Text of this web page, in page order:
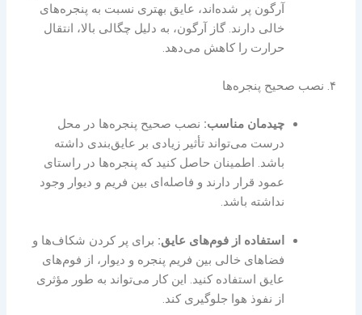
آرگون پر شده‌اند، عایق بهتری نسبت به پنجره‌های
خالی دارند. گاز آرگون، به دلیل چگالی بالا، انتقال
حرارت را کاهش می‌دهد.
۴. نصب صحیح پنجره‌ها
چیدمان مناسب: نصب صحیح پنجره‌ها در محل
درست می‌تواند تأثیر زیادی بر عایق‌بندی داشته
باشد. اطمینان حاصل کنید که پنجره‌ها در راستای
عمود قرار دارند و فاصله‌ای بین فریم و دیوار وجود
نداشته باشد.
استفاده از فوم‌های عایق: برای پر کردن شکاف‌ها و
فضاهای خالی بین فریم پنجره و دیوار، از فوم‌های
عایق استفاده کنید. این کار می‌تواند به طور مؤثری
از نفوذ هوا جلوگیری کند.